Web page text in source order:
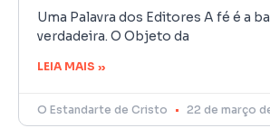
Uma Palavra dos Editores A fé é a
verdadeira. O Objeto da
LEIA MAIS »
O Estandarte de Cristo 22 de março